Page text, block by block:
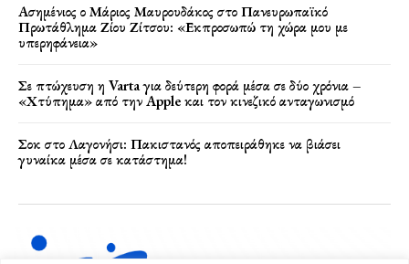
Ασημένιος ο Μάριος Μαυρουδάκος στο Πανευρωπαϊκό
Πρωτάθλημα Ζίου Ζίτσου: «Εκπροσωπώ τη χώρα μου με
υπερηφάνεια»
Σε πτώχευση η Varta για δεύτερη φορά μέσα σε δύο χρόνια –
«Χτύπημα» από την Apple και τον κινεζικό ανταγωνισμό
Σοκ στο Λαγονήσι: Πακιστανός αποπειράθηκε να βιάσει
γυναίκα μέσα σε κατάστημα!